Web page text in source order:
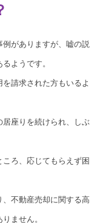
がありますが、嘘の説
ようです。
請求された方もいるよ
座りを続けられ、しぶ
ろ、応じてもらえず困
、不動産売却に関する高
ません。